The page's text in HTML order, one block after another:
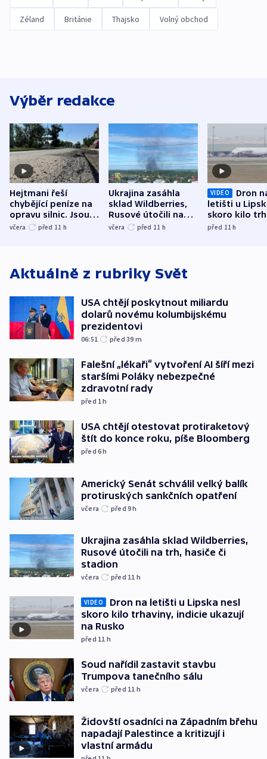
Zéland Británie Thajsko Volný obchod
Výběr redakce
Hejtmani řeší
chybějící peníze na
opravu silnic. Jsou
nenárokové, namítá
včera před 11 h
Ukrajina zasáhla
sklad Wildberries,
Rusové útočili na
trh, hasiče či
včera před 11 h
VIDEO
Dron
letišti u
skoro kilo
indicie
před 11h
Aktuálně z rubriky Svět
USA chtějí poskytnout miliardu
dolarů novému kolumbijskému
prezidentovi
06:51 před 39 m
Falešní „lékaři“ vytvoření AI šíří mezi
staršími Poláky nebezpečné
zdravotní rady
před 1h
USA chtějí otestovat protiraketový
štít do konce roku, píše Bloomberg
před 6h
Americký Senát schválil velký balík
protiruských sankčních opatření
včera před 9h
Ukrajina zasáhla sklad Wildberries,
Rusové útočili na trh, hasiče či
stadion
včera před 11 h
VIDEO
Dron na letišti u Lipska nesl
skoro kilo trhaviny, indicie ukazují
na Rusko
před 11 h
Soud nařídil zastavit stavbu
Trumpova tanečního sálu
včera před 11 h
Židovští osadníci na Západním břehu
napadají Palestince a kritizují i
vlastní armádu